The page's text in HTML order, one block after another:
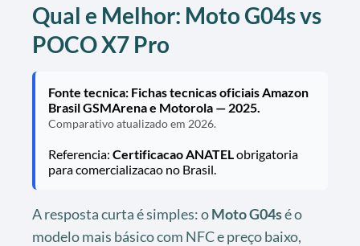
Qual e Melhor: Moto G04s vs
POCO X7 Pro
Fonte tecnica: Fichas tecnicas oficiais Amazon
Brasil GSMArena e Motorola — 2025.
Comparativo atualizado em 2026.
Referencia: Certificacao ANATELobrigatoria
para comercializacao no Brasil.
A resposta curta é simples: oMoto G04sé o
modelo mais básico com NFC e preço baixo,